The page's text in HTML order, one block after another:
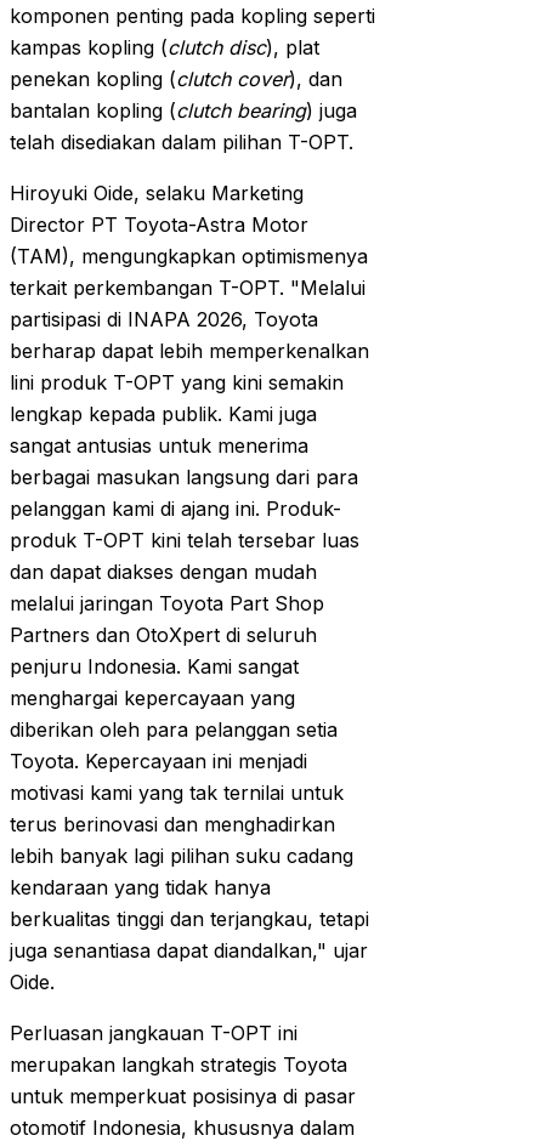
komponen penting pada kopling seperti
kampas kopling (clutch disc), plat
penekan kopling (clutch cover), dan
bantalan kopling (clutch bearing) juga
telah disediakan dalam pilihan T-OPT.
Hiroyuki Oide, selaku Marketing
Director PT Toyota-Astra Motor
(TAM), mengungkapkan optimismenya
terkait perkembangan T-OPT. "Melalui
partisipasi di INAPA 2026, Toyota
berharap dapat lebih memperkenalkan
lini produk T-OPT yang kini semakin
lengkap kepada publik. Kami juga
sangat antusias untuk menerima
berbagai masukan langsung dari para
pelanggan kami di ajang ini. Produk-
produk T-OPT kini telah tersebar luas
dan dapat diakses dengan mudah
melalui jaringan Toyota Part Shop
Partners dan OtoXpert di seluruh
penjuru Indonesia. Kami sangat
menghargai kepercayaan yang
diberikan oleh para pelanggan setia
Toyota. Kepercayaan ini menjadi
motivasi kami yang tak ternilai untuk
terus berinovasi dan menghadirkan
lebih banyak lagi pilihan suku cadang
kendaraan yang tidak hanya
berkualitas tinggi dan terjangkau, tetapi
juga senantiasa dapat diandalkan," ujar
Oide.
Perluasan jangkauan T-OPT ini
merupakan langkah strategis Toyota
untuk memperkuat posisinya di pasar
otomotif Indonesia, khususnya dalam